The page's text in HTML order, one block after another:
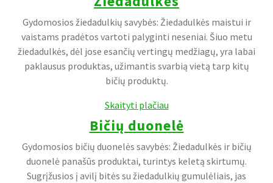
Gydomosios žiedadulkių savybės: Žiedadulkės maistui ir
vaistams pradėtos vartoti palyginti neseniai. Šiuo metu
žiedadulkės, dėl jose esančių vertingų medžiagų, yra labai
paklausus produktas, užimantis svarbią vietą tarp kitų
bičių produktų.
Skaityti plačiau
Bičių duonelė
Gydomosios bičių duonelės savybės: Žiedadulkės ir bičių
duonelė panašūs produktai, turintys keletą skirtumų.
Sugrįžusios į avilį bitės su žiedadulkių gumulėliais, jas